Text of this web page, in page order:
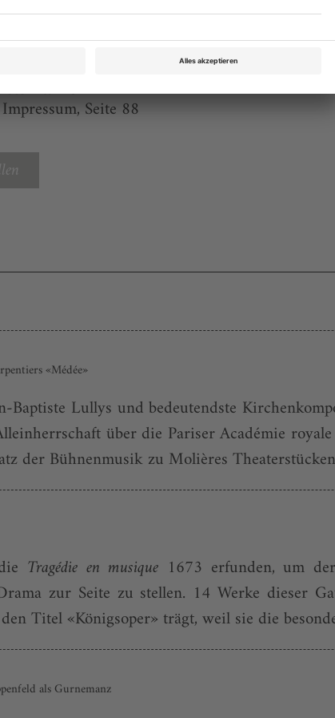
Seite 88
«Médée»
Lullys und bedeutendste
über die Pariser Académie
der Bühnenmusik zu Molières
Tragédie en musique 1673 erfunden, um
zur Seite zu stellen. 14 Werke dieser
Titel «Königsoper» trägt, weil sie die
als Gurnemanz